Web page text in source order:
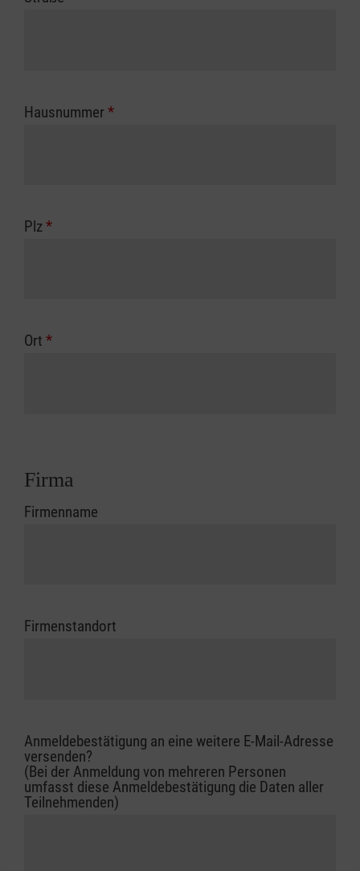
Hausnummer *
Plz*
Ort *
Firma
Firmenname
Firmenstandort
Anmeldebestätigung an eine weitere E-Mail-Adresse
versenden?
(Bei der Anmeldung von mehreren Personen
umfasst diese Anmeldebestätigung die Daten aller
Teilnehmenden)